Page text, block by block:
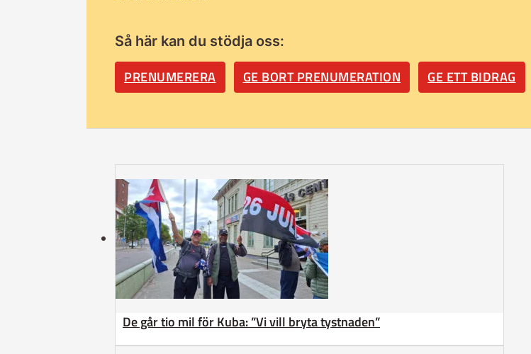
Så här kan du stödja oss:
PRENUMERERA GE BORT PRENUMERATION GE ETT BIDRAG
De går tio mil för Kuba: ”Vi vill bryta tystnaden”